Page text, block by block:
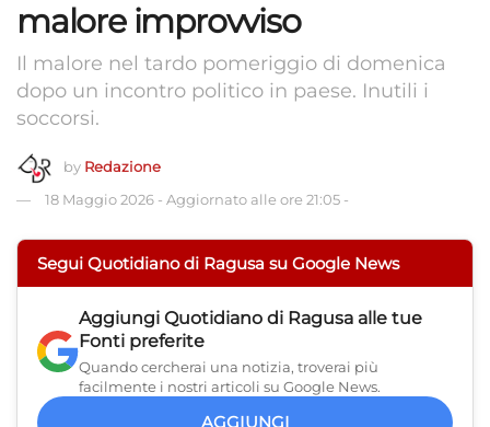
malore improvviso
Il malore nel tardo pomeriggio di domenica
dopo un incontro politico in paese. Inutili i
soccorsi.
by Redazione
18 Maggio 2026 - Aggiornato alle ore 21:05 -
Segui Quotidiano di Ragusa su Google News
Aggiungi Quotidiano di Ragusa alle tue
Fonti preferite
Quando cercherai una notizia, troverai più
facilmente i nostri articoli su Google News.
AGGIUNGI